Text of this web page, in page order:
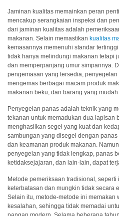
Pencitraan
Hiperspektral
Pengukuran
Cahaya
Pengukuran
Tampilan
Produk
yang
Dihentikan
Sumber
Unduh
Katalog
(ENG)
Unduh
Jaminan kualitas memainkan peran
mencakup serangkaian inspeksi dan
dari jaminan kualitas adalah
makanan. Selain memastikan kualitas
kemasannya memenuhi standar
tidak hanya melindungi makanan tetapi
dan memperpanjang umur simpannya.
pengemasan yang tersedia,
mengemas berbagai macam produk
makanan beku, dan barang yang mudah
Penyegelan panas adalah teknik yang
tekanan untuk memadukan dua lapisan
menghasilkan segel yang kuat dan
sambungan yang disegel dengan
dan keamanan produk makanan.
penyegelan yang tidak lengkap, panas
ketidaksejajaran, dan lain-lain, dapat
Metode pemeriksaan tradisional,
keterbatasan dan mungkin tidak secara
Selain itu, metode-metode ini memakan
kesalahan, sehingga tidak memadai